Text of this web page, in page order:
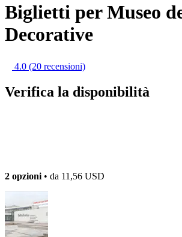
Biglietti per Museo
Decorative
4.0 (20 recensioni)
Verifica la disponibilità
2 opzioni • da 11,56 USD